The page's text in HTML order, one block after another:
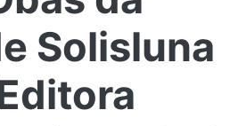
Solisluna